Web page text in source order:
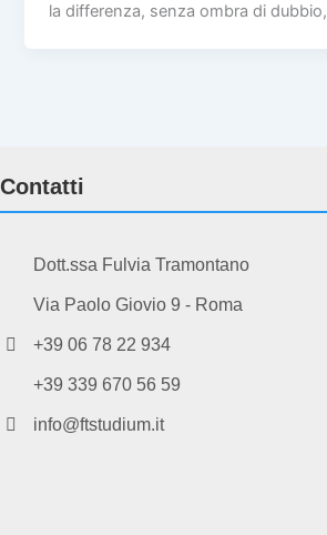
la differenza, senza ombra di dubbio,
Contatti
Dott.ssa Fulvia Tramontano
Via Paolo Giovio 9 - Roma
+39 06 78 22 934
+39 339 670 56 59
info@ftstudium.it